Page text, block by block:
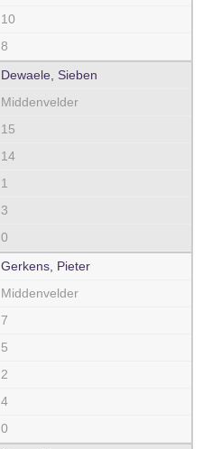
10
8
Dewaele, Sieben
Middenvelder
15
14
1
3
0
Gerkens, Pieter
Middenvelder
7
5
2
4
0